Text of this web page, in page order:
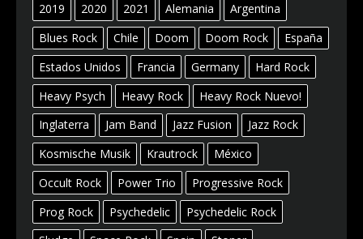
2019
2020 2021 Alemania
Argentina
Blues Rock
Chile Doom Doom Rock
España
Estados Unidos
Francia Germany
Hard Rock
Heavy Psych
Heavy Rock
Heavy Rock Nuevo!
Inglaterra
Jam Band Jazz Fusion
Jazz Rock
Kosmische Musik
Krautrock
México
Occult Rock
Power Trio
Progressive Rock
Prog Rock
Psychedelic
Psychedelic Rock